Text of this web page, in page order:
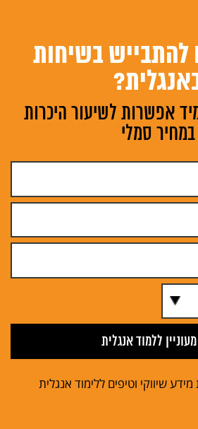
להתבייש בשיחות
אפשרות לשיעור היכרות
במחיר סמלי
שיווקי וטיפים ללימוד אנגלית